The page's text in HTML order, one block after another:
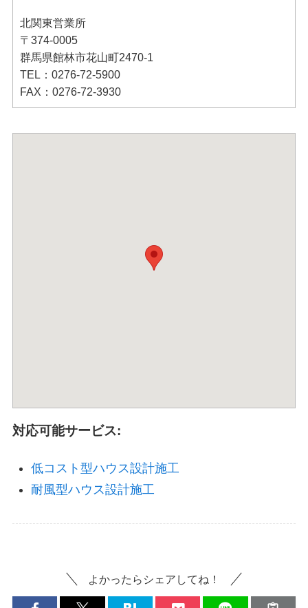
北関東営業所
〒374-0005
群馬県館林市花山町2470-1
TEL：0276-72-5900
FAX：0276-72-3930
対応可能サービス:
低コスト型ハウス設計施工
耐風型ハウス設計施工
よかったらシェアしてね！